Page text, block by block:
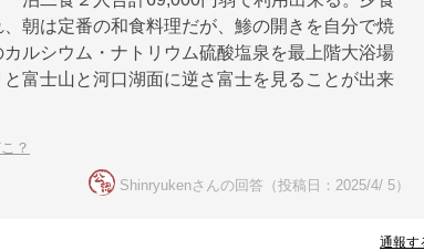
朝は定番の和食料理だが、鯵の開きを自分で焼
ルシウム・ナトリウム硫酸塩泉を最上階大浴場
富士山と河口湖面に逆さ富士を見ることが出来
？
Shinryukenさんの回答（投稿日：2025/4/ 5）
通報す